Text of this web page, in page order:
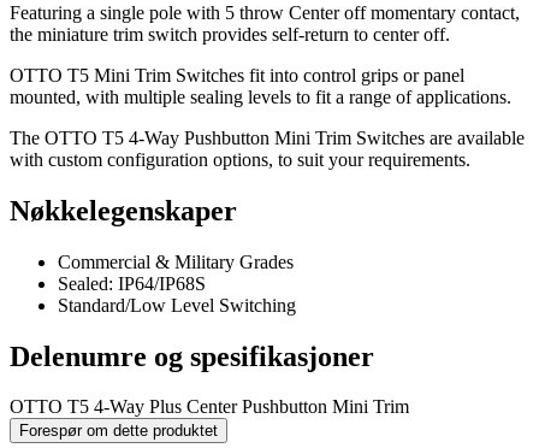
Featuring a single pole with 5 throw Center off momentary contact,
the miniature trim switch provides self-return to center off.
OTTO T5 Mini Trim Switches fit into control grips or panel
mounted, with multiple sealing levels to fit a range of applications.
The OTTO T5 4-Way Pushbutton Mini Trim Switches are available
with custom configuration options, to suit your requirements.
Nøkkelegenskaper
Commercial & Military Grades
Sealed: IP64/IP68S
Standard/Low Level Switching
Delenumre og spesifikasjoner
OTTO T5 4-Way Plus Center Pushbutton Mini Trim
Forespør om dette produktet